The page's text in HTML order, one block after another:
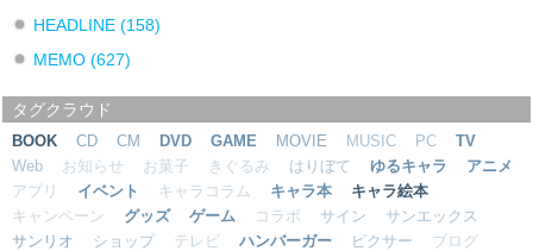
HEADLINE (158)
MEMO (627)
タグクラウド
BOOK CD CM DVD GAME MOVIE MUSIC PC
TV
Web
お知らせ お菓子 きぐるみ はりぼて ゆるキャラ
アニメ
アプリ
イベント キャラコラム キャラ本
キャラ絵本
キャンペーン
グッズ ゲーム コラボ サイン
サンエックス
サンリオ
ショップ テレビ ハンバーガー ピクサー
ブログ